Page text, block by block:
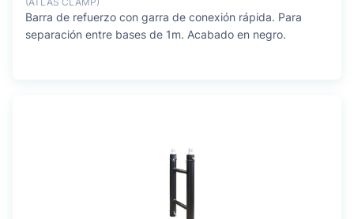
Barra de refuerzo con garra de conexión rápida. Para
separación entre bases de 1m. Acabado en negro.